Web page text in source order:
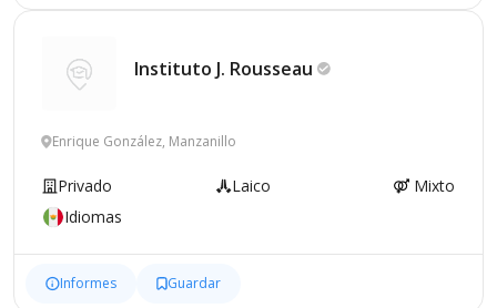
Instituto J. Rousseau
Enrique González, Manzanillo
Privado Laico
Mixto
Idiomas
Informes Guardar